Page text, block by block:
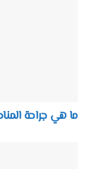
ما هي جراحة